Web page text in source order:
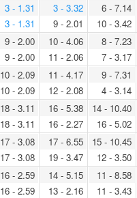
3 - 1.31
3 - 1.31
3 - 3.32
9 - 2.01
6 - 7.14
10 - 3.42
9 - 2.00
9 - 2.00
10 - 4.06
11 - 2.06
8 - 7.23
7 - 3.17
10 - 2.09
10 - 2.09
11 - 4.17
12 - 2.08
9 - 7.31
4 - 3.14
18 - 3.11
18 - 3.11
16 - 5.38
16 - 2.27
14 - 10.40
16 - 5.02
17 - 3.08
17 - 3.08
17 - 6.55
19 - 3.47
15 - 10.45
12 - 3.50
16 - 2.59
16 - 2.59
14 - 5.15
13 - 2.16
11 - 8.58
11 - 3.43